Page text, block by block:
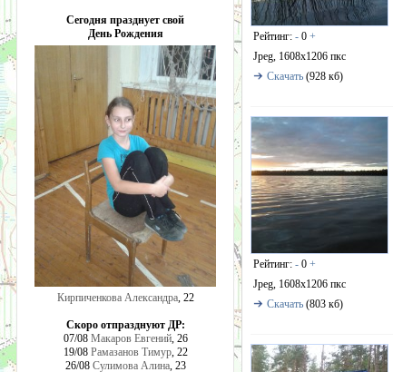
Сегодня празднует свой
День Рождения
Кирпиченкова Александра, 22
Скоро отпразднуют ДР:
07/08 Макаров Евгений, 26
19/08 Рамазанов Тимур, 22
26/08 Сулимова Алина, 23
Рейтинг: - 0 +
Jpeg, 1608x1206 пкс
Скачать (928 кб)
Рейтинг: - 0 +
Jpeg, 1608x1206 пкс
Скачать (803 кб)